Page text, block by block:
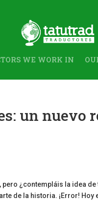
WE WORK IN
un nuevo
, pero ¿contempláis la idea
de la historia. ¡Error! Hoy